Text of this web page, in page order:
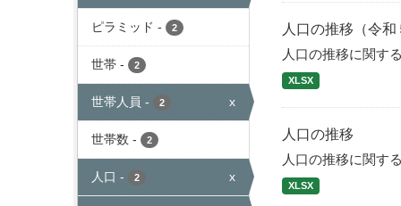
ピラミッド - 2
世帯 - 2
世帯人員 - 2 x
世帯数 - 2
人口 - 2 x
人口の推移（令和
人口の推移に関す
XLSX
人口の推移
人口の推移に関す
XLSX